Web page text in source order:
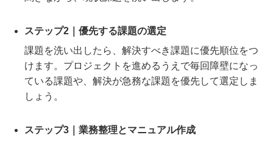
ステップ2｜優先する課題の選定
課題を洗い出したら、解決すべき課題に優先順位をつ
けます。プロジェクトを進めるうえで毎回障壁になっ
ている課題や、解決が急務な課題を優先して選定しま
しょう。
ステップ3｜業務整理とマニュアル作成